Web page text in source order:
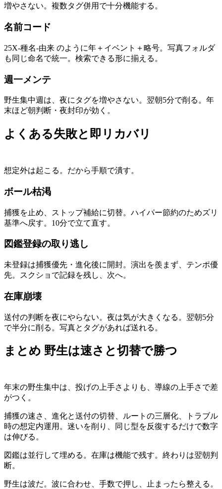
増やさない。複数タグ併用で十分機能する。
名前コード
25X-種名-由来 のように年＋イベント＋略号。写真フォルダ
も同じ命名で統一。検索できる形に揃える。
週一メンテ
野生集中週は、夜にタグを増やさない。翌朝5分で削る。年
末ほど朝判断・夜封印が効く。
よくある失敗と即リカバリ
想定外は起こる。だから手順で潰す。
ボール枯渇
捕獲を止め、ストップ補給に切替。ハイパー節約のためズリ
基準へ戻す。10分で立て直す。
図鑑登録の取り逃し
未登録は捕獲優先・進化後に開封。演出を羨まず、テンポ優
先。スクショで記録を残し、次へ。
在庫崩壊
送付の判断を夜にやらない。夜は気が大きくなる。翌朝5分
で半分に削る。写真とタグがあれば送れる。
まとめ 野生は速さと切替で勝つ
年末の野生集中は、投げの上手さよりも、導線の上手さで差
がつく。
捕獲の速さ、進化と送付の切替、ルートの三層化、トラブル
時の想定内運用。迷いを削り、同じ型を反復するだけで数字
は伸びる。
図鑑は並行して埋める。在庫は機能で残す。終わりは翌朝判
断。
野生は波だ。波に合わせ、手数で押し、止まったら整える。